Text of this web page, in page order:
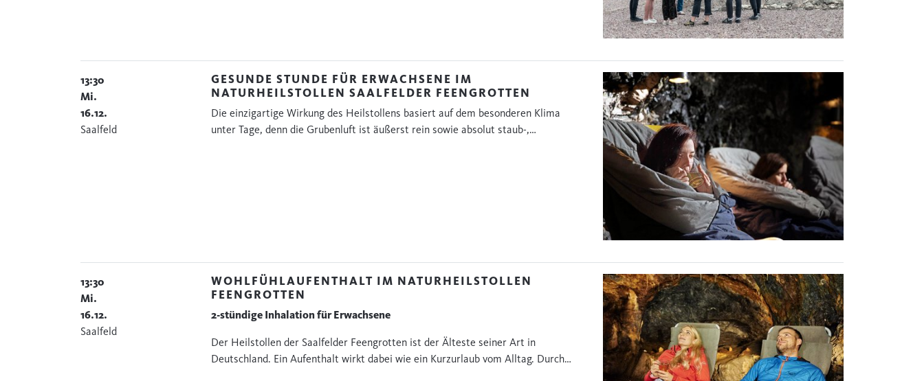
13:30
Mi.
16.12.
Saalfeld
GESUNDE STUNDE FÜR ERWACHSENE IM
NATURHEILSTOLLEN SAALFELDER FEENGROTTEN
Die einzigartige Wirkung des Heilstollens basiert auf dem besonderen Klima
unter Tage, denn die Grubenluft ist äußerst rein sowie absolut staub-,…
13:30
Mi.
16.12.
Saalfeld
WOHLFÜHLAUFENTHALT IM NATURHEILSTOLLEN
FEENGROTTEN
2-stündige Inhalation für Erwachsene
Der Heilstollen der Saalfelder Feengrotten ist der Älteste seiner Art in
Deutschland. Ein Aufenthalt wirkt dabei wie ein Kurzurlaub vom Alltag. Durch…